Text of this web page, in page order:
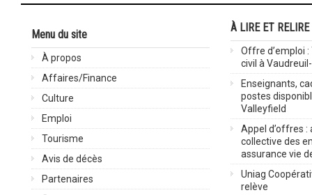
Menu du site
À propos
Affaires/Finance
Culture
Emploi
Tourisme
Avis de décès
Partenaires
À LIRE ET RELIRE
Offre d’emploi
civil à
Enseignants,
postes
Valleyfield
Appel d’offres :
collective des
assurance vie
Uniag
relève